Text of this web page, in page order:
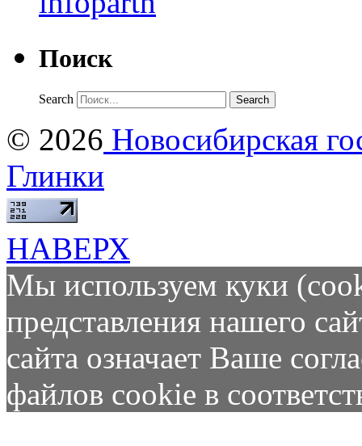
Поиск
Search
© 2026 Новосибирская
Глинки
НАВЕРХ
Мы используем куки
представления нашего
сайта означает Ваше
файлов cookie в